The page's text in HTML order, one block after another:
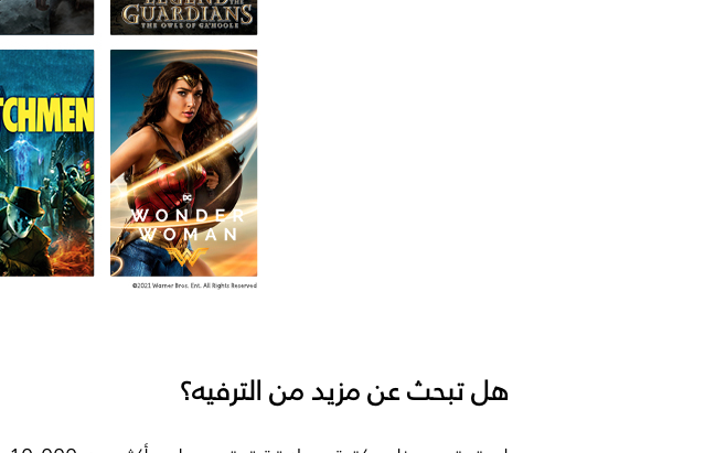
هل تبحث عن مزيد من الترفيه؟